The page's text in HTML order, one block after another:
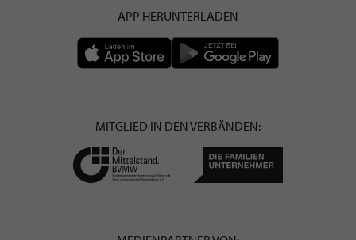
APP HERUNTERLADEN
MITGLIED IN DEN VERBÄNDEN: